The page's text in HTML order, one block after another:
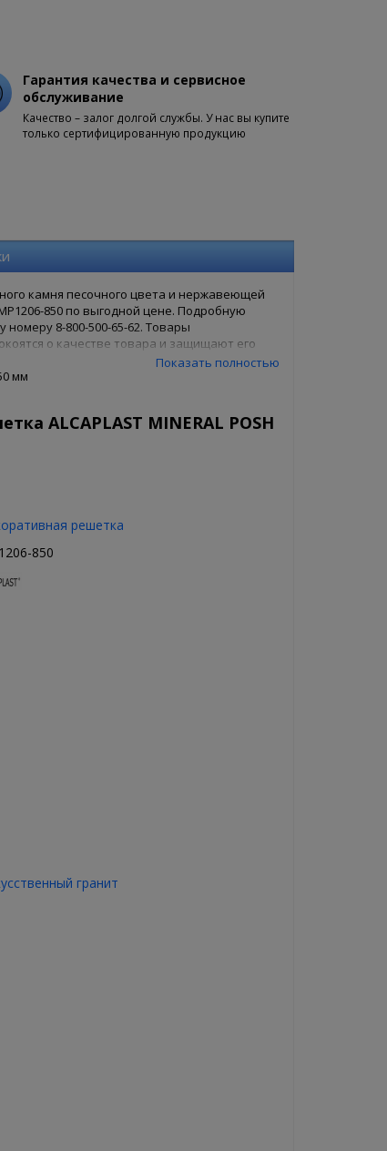
Гарантия качества и сервисное
обслуживание
Качество – залог долгой службы. У нас вы купите
только сертифицированную продукцию
камня песочного цвета и нержавеющей
850 по выгодной цене. Подробную
8-800-500-65-62. Товары
о качестве товара и защищают его
магазине, Вам достаточно оформить
так и заказ в 1 клик. Ваша сантехника - наши
Показать полностью
мм
ALCAPLAST MINERAL POSH
решетка
850
гранит